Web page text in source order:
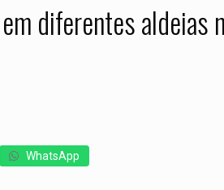
diferentes aldeias
WhatsApp